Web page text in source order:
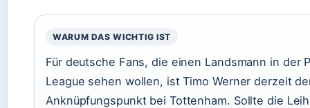
WARUM DAS WICHTIG IST
Für deutsche Fans, die einen Landsmann in der
League sehen wollen, ist Timo Werner derzeit
Anknüpfungspunkt bei Tottenham. Sollte die